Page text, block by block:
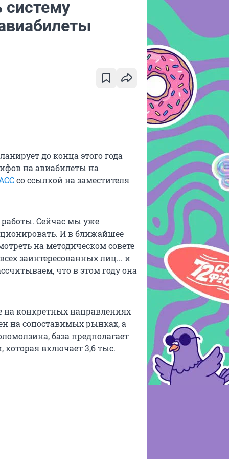
систему
до конца этого года
на авиабилеты на
со ссылкой на заместителя
работы. Сейчас мы уже
И в ближайшее
на методическом совете
заинтересованных лиц... и
что в этом году она
на конкретных направлениях
на сопоставимых рынках, а
база предполагает
включает 3,6 тыс.